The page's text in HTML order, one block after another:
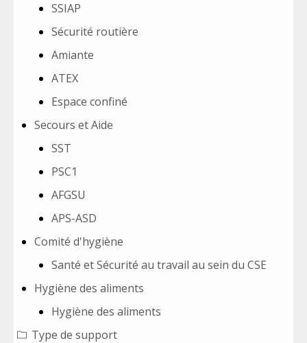
SSIAP
Sécurité routière
Amiante
ATEX
Espace confiné
Secours et Aide
SST
PSC1
AFGSU
APS-ASD
Comité d'hygiène
Santé et Sécurité au travail au sein du CSE
Hygiène des aliments
Hygiène des aliments
Type de support